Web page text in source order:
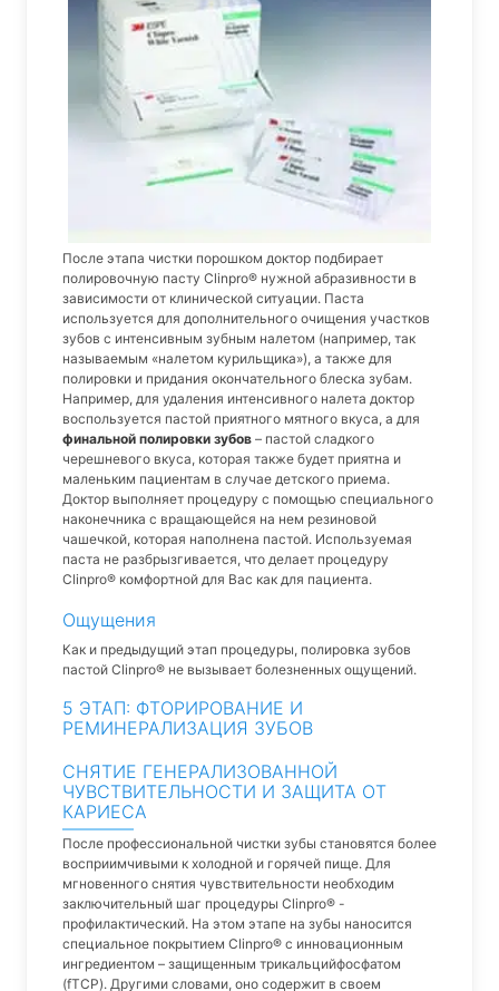
После этапа чистки порошком доктор подбирает
полировочную пасту Clinpro® нужной абразивности в
зависимости от клинической ситуации. Паста
используется для дополнительного очищения участков
зубов с интенсивным зубным налетом (например, так
называемым «налетом курильщика»), а также для
полировки и придания окончательного блеска зубам.
Например, для удаления интенсивного налета доктор
воспользуется пастой приятного мятного вкуса, а для
финальной полировки зубов – пастой сладкого
черешневого вкуса, которая также будет приятна и
маленьким пациентам в случае детского приема.
Доктор выполняет процедуру с помощью специального
наконечника с вращающейся на нем резиновой
чашечкой, которая наполнена пастой. Используемая
паста не разбрызгивается, что делает процедуру
Clinpro® комфортной для Вас как для пациента.
Ощущения
Как и предыдущий этап процедуры, полировка зубов
пастой Clinpro® не вызывает болезненных ощущений.
5 ЭТАП: ФТОРИРОВАНИЕ И
РЕМИНЕРАЛИЗАЦИЯ ЗУБОВ
СНЯТИЕ ГЕНЕРАЛИЗОВАННОЙ
ЧУВСТВИТЕЛЬНОСТИ И ЗАЩИТА ОТ
КАРИЕСА
После профессиональной чистки зубы становятся более
восприимчивыми к холодной и горячей пище. Для
мгновенного снятия чувствительности необходим
заключительный шаг процедуры Clinpro® -
профилактический. На этом этапе на зубы наносится
специальное покрытием Clinpro® c инновационным
ингредиентом – защищенным трикальцийфосфатом
(fTCP). Другими словами, оно содержит в своем